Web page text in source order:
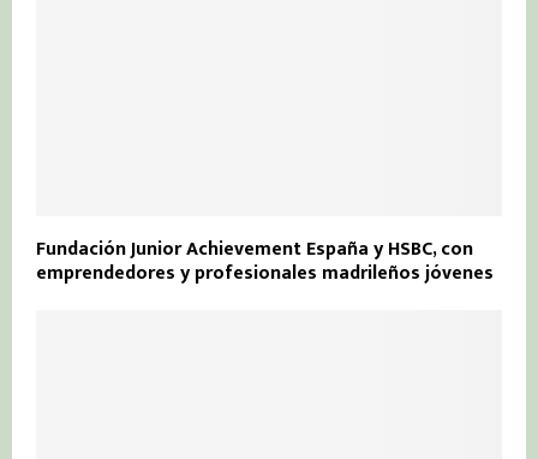
Fundación Junior Achievement España y HSBC, con
emprendedores y profesionales madrileños jóvenes